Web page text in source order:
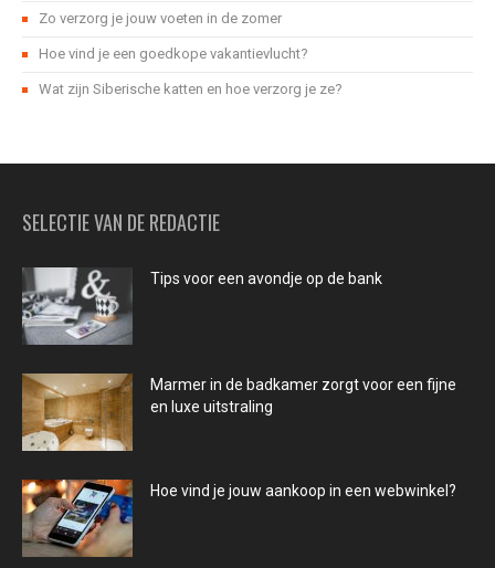
Zo verzorg je jouw voeten in de zomer
Hoe vind je een goedkope vakantievlucht?
Wat zijn Siberische katten en hoe verzorg je ze?
SELECTIE VAN DE REDACTIE
Tips voor een avondje op de bank
Marmer in de badkamer zorgt voor een fijne
en luxe uitstraling
Hoe vind je jouw aankoop in een webwinkel?